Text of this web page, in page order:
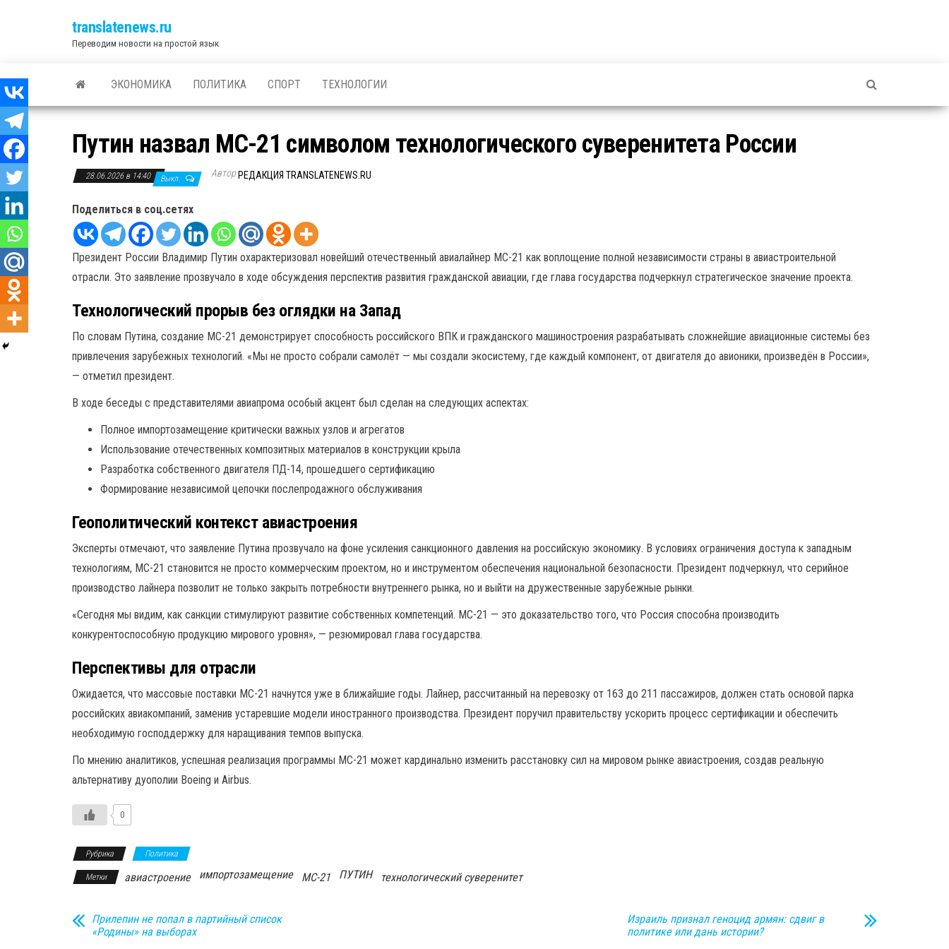
translatenews.ru
Переводим новости на простой язык
ЭКОНОМИКА ПОЛИТИКА СПОРТ ТЕХНОЛОГИИ
Путин назвал МС-21 символом технологического суверенитета России
28.06.2026 в 14:40 Выкл. Автор РЕДАКЦИЯ TRANSLATENEWS.RU
Поделиться в соц.сетях
Президент России Владимир Путин охарактеризовал новейший отечественный авиалайнер МС-21 как воплощение полной независимости страны в авиастроительной
отрасли. Это заявление прозвучало в ходе обсуждения перспектив развития гражданской авиации, где глава государства подчеркнул стратегическое значение проекта.
Технологический прорыв без оглядки на Запад
По словам Путина, создание МС-21 демонстрирует способность российского ВПК и гражданского машиностроения разрабатывать сложнейшие авиационные системы без
привлечения зарубежных технологий. «Мы не просто собрали самолёт — мы создали экосистему, где каждый компонент, от двигателя до авионики, произведён в России»,
— отметил президент.
В ходе беседы с представителями авиапрома особый акцент был сделан на следующих аспектах:
Полное импортозамещение критически важных узлов и агрегатов
Использование отечественных композитных материалов в конструкции крыла
Разработка собственного двигателя ПД-14, прошедшего сертификацию
Формирование независимой цепочки послепродажного обслуживания
Геополитический контекст авиастроения
Эксперты отмечают, что заявление Путина прозвучало на фоне усиления санкционного давления на российскую экономику. В условиях ограничения доступа к западным
технологиям, МС-21 становится не просто коммерческим проектом, но и инструментом обеспечения национальной безопасности. Президент подчеркнул, что серийное
производство лайнера позволит не только закрыть потребности внутреннего рынка, но и выйти на дружественные зарубежные рынки.
«Сегодня мы видим, как санкции стимулируют развитие собственных компетенций. МС-21 — это доказательство того, что Россия способна производить
конкурентоспособную продукцию мирового уровня», — резюмировал глава государства.
Перспективы для отрасли
Ожидается, что массовые поставки МС-21 начнутся уже в ближайшие годы. Лайнер, рассчитанный на перевозку от 163 до 211 пассажиров, должен стать основой парка
российских авиакомпаний, заменив устаревшие модели иностранного производства. Президент поручил правительству ускорить процесс сертификации и обеспечить
необходимую господдержку для наращивания темпов выпуска.
По мнению аналитиков, успешная реализация программы МС-21 может кардинально изменить расстановку сил на мировом рынке авиастроения, создав реальную
альтернативу дуополии Boeing и Airbus.
0
Рубрика Политика
Метки авиастроение импортозамещение МС-21 ПУТИН технологический суверенитет
Прилепин не попал в партийный список
«Родины» на выборах
Израиль признал геноцид армян: сдвиг в
политике или дань истории?